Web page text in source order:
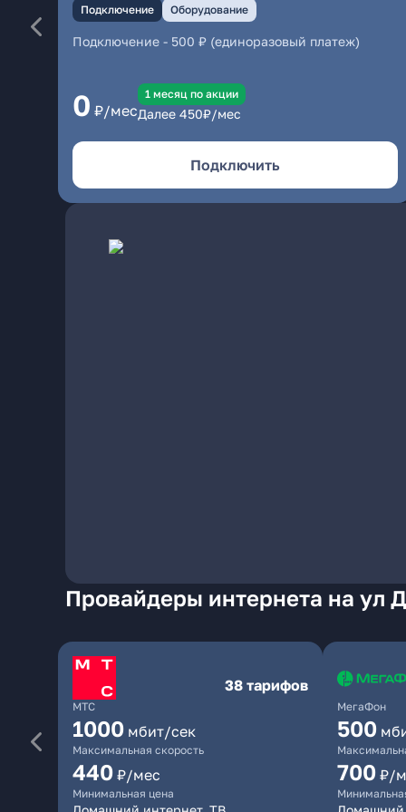
Подключение Оборудование
Подключение - 500 ₽ (единоразовый платеж)
0 ₽/мес
1 месяц по акции
Далее 450₽/мес
Подключить
Провайдеры интернета на ул
МТС
38 тарифов
1000 мбит/сек
Максимальная скорость
440 ₽/мес
Минимальная цена
МегаФон
500
700 ₽/